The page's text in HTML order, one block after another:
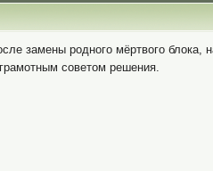
замены родного мёртвого блока,
советом решения.